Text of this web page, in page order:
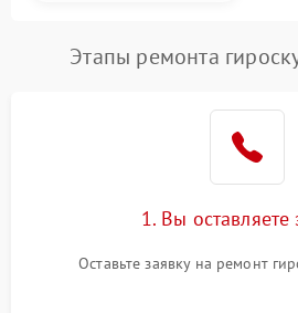
Этапы ремонта
1. Вы оставляете
Оставьте заявку на ремонт